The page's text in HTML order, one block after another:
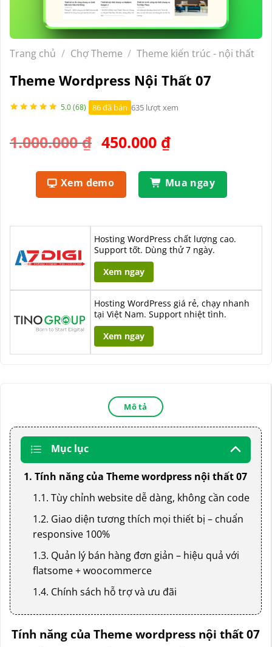
Trang chủ / Chợ Theme / Theme kiến trúc - nội thất
Theme Wordpress Nội Thất 07
5.0 (68) 86 đã bán 635 lượt xem
1.000.000₫ Giá
là:
1.000.000 ₫.
450.000 ₫Giá
tại
là:
Xem demo Mua ngay
Hosting WordPress chất lượng cao.
Support tốt. Dùng thử 7 ngày.
Xem ngay
Hosting WordPress giá rẻ, chạy nhanh
tại Việt Nam. Support nhiệt tình.
Xem ngay
Mô tả
Mục lục
1. Tính năng của Theme wordpress nội thất 07
1.1. Tùy chỉnh website dễ dàng, không cần code
1.2. Giao diện tương thích mọi thiết bị – chuẩn
responsive 100%
1.3. Quản lý bán hàng đơn giản – hiệu quả với
flatsome + woocommerce
1.4. Chính sách hỗ trợ và ưu đãi
Tính năng của Theme wordpress nội thất 07